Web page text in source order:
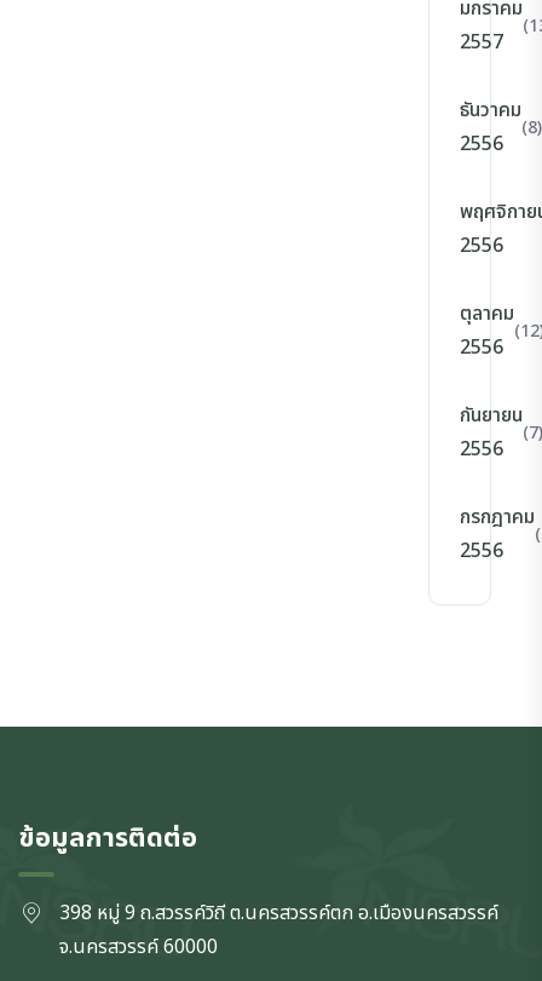
มกราคม
2557
ธันวาคม
2556
(8)
พฤศจิกาย
2556
ตุลาคม
2556
กันยายน
2556
(7)
กรกฎาคม
2556
ข้อมูลการติดต่อ
398 หมู่ 9 ถ.สวรรค์วิถี ต.นครสวรรค์ตก อ.เมืองนครสวรรค์
จ.นครสวรรค์60000